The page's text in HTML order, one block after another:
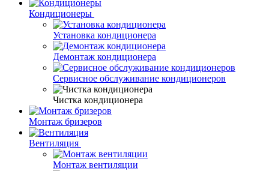
Кондиционеры
Установка кондиционера
Демонтаж кондиционера
Сервисное обслуживание кондиционеров
Чистка кондиционера
Монтаж бризеров
Вентиляция
Монтаж вентиляции